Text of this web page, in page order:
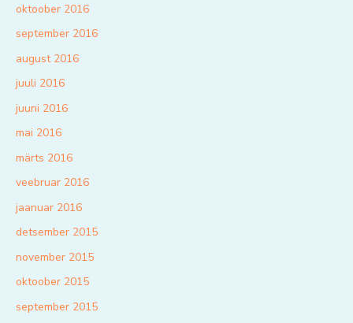
oktoober 2016
september 2016
august 2016
juuli 2016
juuni 2016
mai 2016
märts 2016
veebruar 2016
jaanuar 2016
detsember 2015
november 2015
oktoober 2015
september 2015